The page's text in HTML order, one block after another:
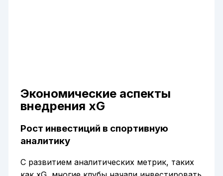
Экономические аспекты
внедрения xG
Рост инвестиций в спортивную
аналитику
С развитием аналитических метрик, таких